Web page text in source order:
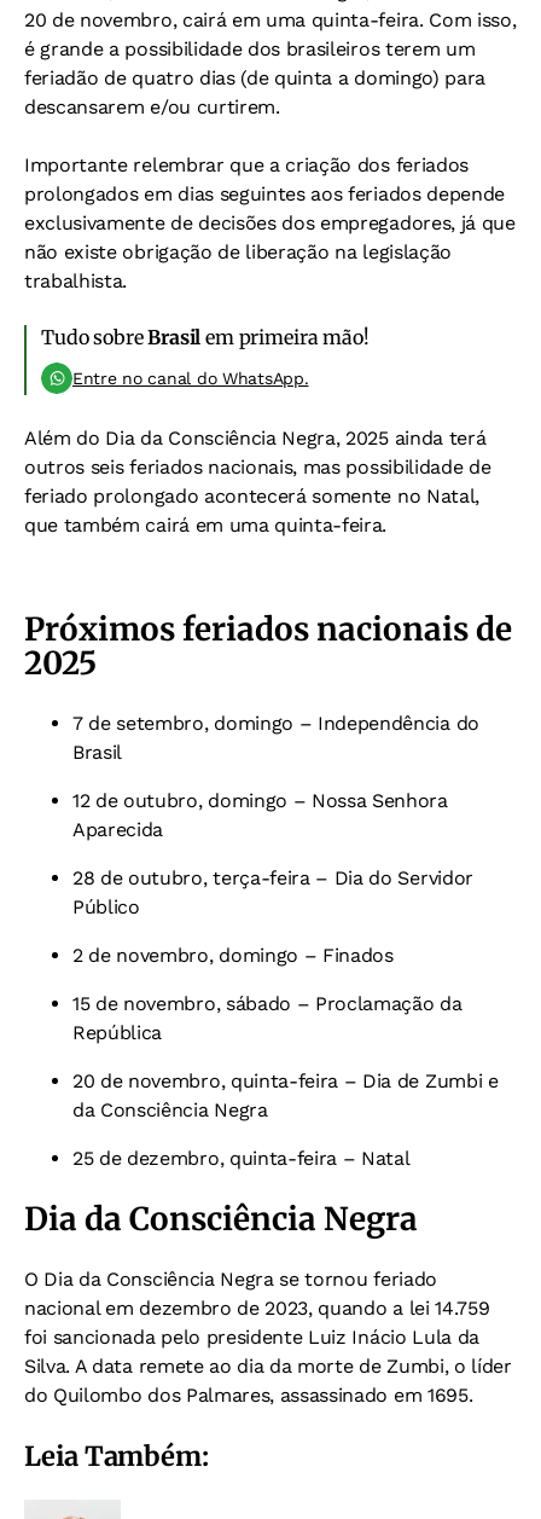
20 de novembro, cairá em uma quinta-feira. Com isso,
é grande a possibilidade dos brasileiros terem um
feriadão de quatro dias (de quinta a domingo) para
descansarem e/ou curtirem.
Importante relembrar que a criação dos feriados
prolongados em dias seguintes aos feriados depende
exclusivamente de decisões dos empregadores, já que
não existe obrigação de liberação na legislação
trabalhista.
Tudo sobreBrasil em primeira mão!
Entre no canal do WhatsApp.
Além do Dia da Consciência Negra, 2025 ainda terá
outros seis feriados nacionais, mas possibilidade de
feriado prolongado acontecerá somente no Natal,
que também cairá em uma quinta-feira.
Próximos feriados nacionais de
2025
7 de setembro, domingo – Independência do
Brasil
12 de outubro, domingo – Nossa Senhora
Aparecida
28 de outubro, terça-feira – Dia do Servidor
Público
2 de novembro, domingo – Finados
15 de novembro, sábado – Proclamação da
República
20 de novembro, quinta-feira – Dia de Zumbi e
da Consciência Negra
25 de dezembro, quinta-feira – Natal
Dia da Consciência Negra
O Dia da Consciência Negra se tornou feriado
nacional em dezembro de 2023, quando a lei 14.759
foi sancionada pelo presidente Luiz Inácio Lula da
Silva. A data remete ao dia da morte de Zumbi, o líder
do Quilombo dos Palmares, assassinado em 1695.
Leia Também: